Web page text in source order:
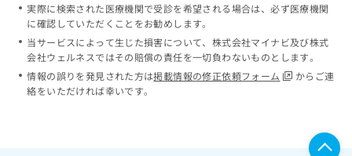
実際に検索された医療機関で受診を希望される場合は、必ず医療機関
に確認していただくことをお勧めします。
当サービスによって生じた損害について、株式会社マイナビ及び株式
会社ウェルネスではその賠償の責任を一切負わないものとします。
情報の誤りを発見された方は掲載情報の修正依頼フォーム
からご連
絡をいただければ幸いです。